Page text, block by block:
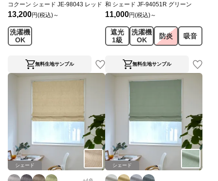
コクーン シェード JE-98043 レッド
13,200円(税込)～
洗濯機
OK
無料生地サンプル
和 シェード JF-94051R グリーン
11,000円(税込)～
遮光
1級
洗濯機
OK
防炎 吸音
無料生地サンプル
シェード シェード